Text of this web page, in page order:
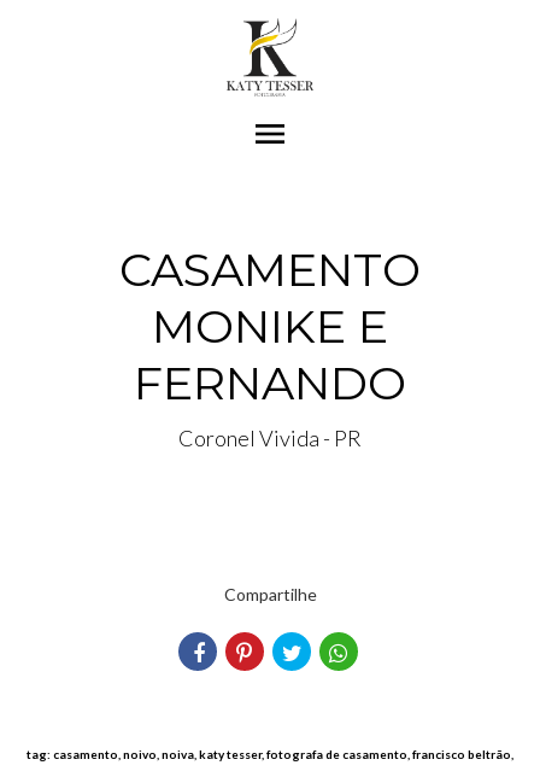
menu
CASAMENTO
MONIKE E
FERNANDO
Coronel Vivida - PR
Compartilhe
tag: casamento, noivo, noiva, katy tesser, fotografa de casamento, francisco beltrão,